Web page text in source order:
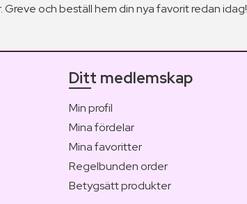
och beställ hem din nya favorit redan idag!
Ditt medlemskap
Min profil
Mina fördelar
Mina favoritter
Regelbunden order
Betygsätt produkter